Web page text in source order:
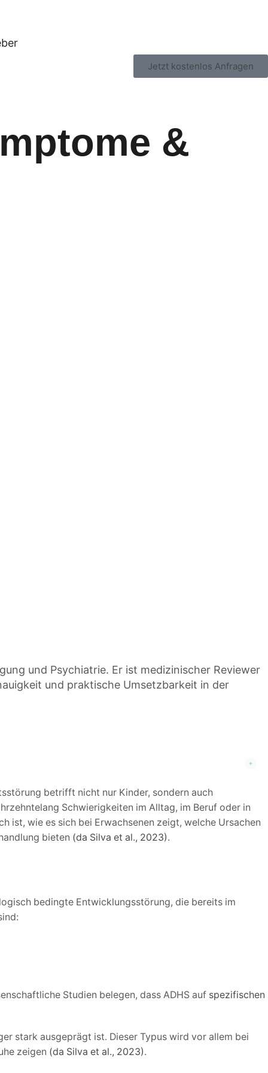
Jetzt kostenlos Anfragen
&
und Psychiatrie. Er ist medizinischer Reviewer
und praktische Umsetzbarkeit in der
betrifft nicht nur Kinder, sondern auch
Schwierigkeiten im Alltag, im Beruf oder in
ist, wie es sich bei Erwachsenen zeigt, welche Ursachen
bieten (da Silva et al., 2023).
bedingte Entwicklungsstörung, die bereits im
Studien belegen, dass ADHS auf spezifischen
stark ausgeprägt ist. Dieser Typus wird vor allem bei
zeigen (da Silva et al., 2023).